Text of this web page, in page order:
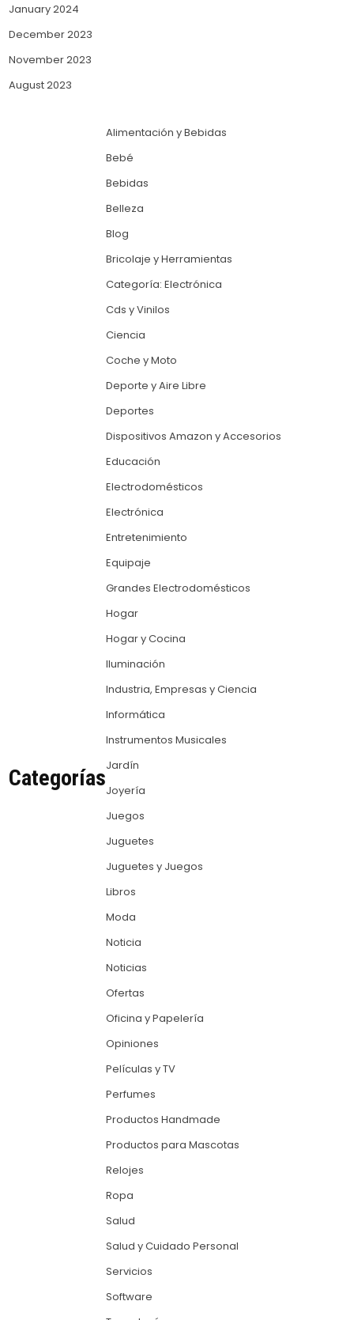
January 2024
December 2023
November 2023
August 2023
Categorías
Alimentación y Bebidas
Bebé
Bebidas
Belleza
Blog
Bricolaje y Herramientas
Categoría: Electrónica
Cds y Vinilos
Ciencia
Coche y Moto
Deporte y Aire Libre
Deportes
Dispositivos Amazon y Accesorios
Educación
Electrodomésticos
Electrónica
Entretenimiento
Equipaje
Grandes Electrodomésticos
Hogar
Hogar y Cocina
Iluminación
Industria, Empresas y Ciencia
Informática
Instrumentos Musicales
Jardín
Joyería
Juegos
Juguetes
Juguetes y Juegos
Libros
Moda
Noticia
Noticias
Ofertas
Oficina y Papelería
Opiniones
Películas y TV
Perfumes
Productos Handmade
Productos para Mascotas
Relojes
Ropa
Salud
Salud y Cuidado Personal
Servicios
Software